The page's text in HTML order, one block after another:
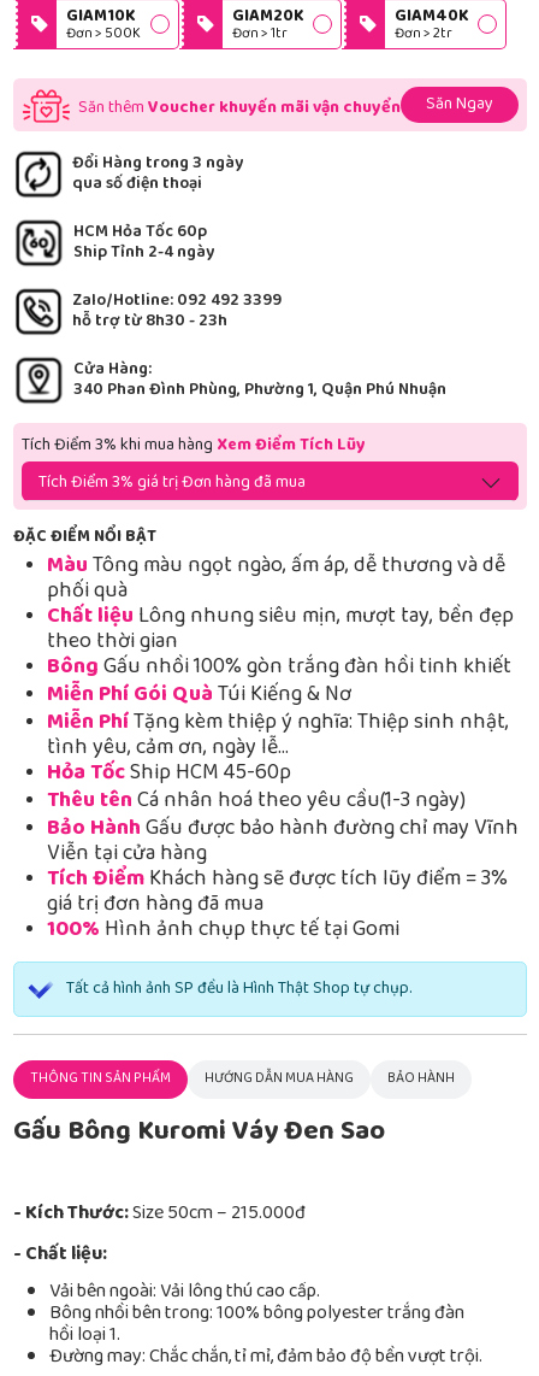
GIAM10K
Đơn > 500K
GIAM20K
Đơn > 1tr
GIAM40K
Đơn > 2tr
Săn thêmVoucher khuyến mãi vận chuyển Săn Ngay
Đổi Hàng trong 3 ngày
qua số điện thoại
HCM Hỏa Tốc 60p
Ship Tỉnh 2-4 ngày
Zalo/Hotline: 092 492 3399
hỗ trợ từ 8h30 - 23h
Cửa Hàng:
340 Phan Đình Phùng, Phường 1, Quận Phú Nhuận
Tích Điểm 3% khi mua hàng Xem Điểm Tích Lũy
Tích Điểm 3% giá trị Đơn hàng đã mua
ĐẶC ĐIỂM NỔI BẬT
MàuTông màu ngọt ngào, ấm áp, dễ thương và dễ
phối quà
Chất liệu Lông nhung siêu mịn, mượt tay, bền đẹp
theo thời gian
BôngGấu nhồi 100% gòn trắng đàn hồi tinh khiết
Miễn Phí Gói QuàTúi Kiếng & Nơ
Miễn PhíTặng kèm thiệp ý nghĩa: Thiệp sinh nhật,
tình yêu, cảm ơn, ngày lễ…
Hỏa TốcShip HCM 45-60p
Thêu tênCá nhân hoá theo yêu cầu(1-3 ngày)
Bảo HànhGấu được bảo hành đường chỉ may Vĩnh
Viễn tại cửa hàng
Tích ĐiểmKhách hàng sẽ được tích lũy điểm = 3%
giá trị đơn hàng đã mua
100% Hình ảnh chụp thực tế tại Gomi
Tất cả hình ảnh SP đều là Hình Thật Shop tự chụp.
THÔNG TIN SẢN PHẨM HƯỚNG DẪN MUA HÀNG BẢO HÀNH
Gấu Bông Kuromi Váy Đen Sao
- Kích Thước:Size 50cm – 215.000đ
- Chất liệu:
Vải bên ngoài: Vải lông thú cao cấp.
Bông nhồi bên trong: 100% bông polyester trắng đàn
hồi loại 1.
Đường may: Chắc chắn, tỉ mỉ, đảm bảo độ bền vượt trội.